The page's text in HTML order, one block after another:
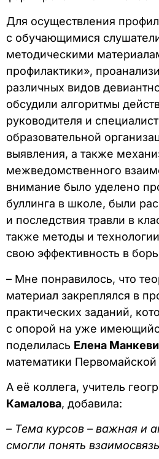
Для осуществления
с обучающимися
методическими
профилактики»,
различных видов
обсудили алгоритмы
руководителя и
образовательной
выявления, а также
межведомственного
внимание было уделено
буллинга в школе, были
и последствия травли в
также методы и
свою эффективность в
– Мне понравилось, что
материал закреплялся в
практических заданий,
с опорой на уже
поделилась Елена
математики
А её коллега, учитель
Камалова, добавила:
– Тема курсов – важная и
смогли понять